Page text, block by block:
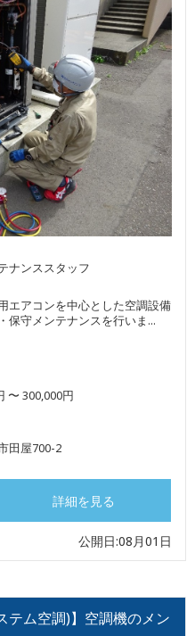
ナンススタッフ
エアコンを中心とした空調設備
保守メンテナンスを行いま...
〜 300,000円
田屋700-2
詳細を見る
公開日:08月01日
テム空調)】空調機のメン